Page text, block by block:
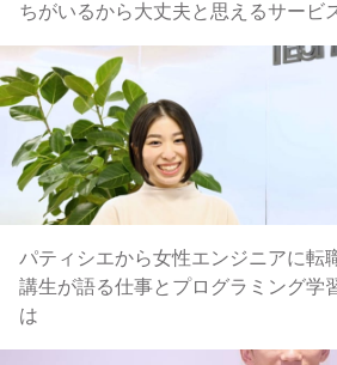
ちがいるから大丈夫と思えるサービ
パティシエから女性エンジニアに転
講生が語る仕事とプログラミング学
は